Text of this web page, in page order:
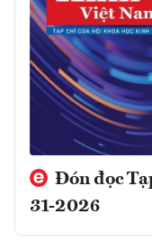
Đón đọc
31-2026